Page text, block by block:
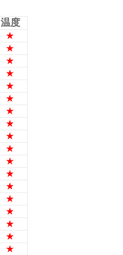
温度
★
★
★
★
★
★
★
★
★
★
★
★
★
★
★
★
★
★